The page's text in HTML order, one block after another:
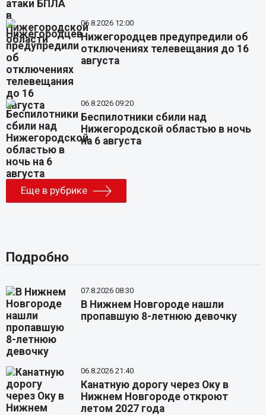
06.8.2026 12:00
Нижегородцев предупредили об
отключениях телевещания до 16
августа
06.8.2026 09:20
Беспилотники сбили над
Нижегородской областью в ночь
на 6 августа
Еще в рубрике
Подробно
07.8.2026 08:30
В Нижнем Новгороде нашли
пропавшую 8-летнюю девочку
06.8.2026 21:40
Канатную дорогу через Оку в
Нижнем Новгороде откроют
летом 2027 года